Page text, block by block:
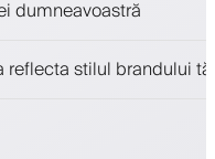
de loialitate
dumneavoastră
stilul brandului